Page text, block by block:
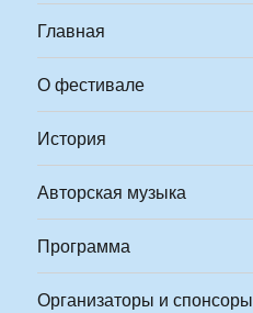
Главная
О фестивале
История
Авторская музыка
Программа
Организаторы и спонсоры